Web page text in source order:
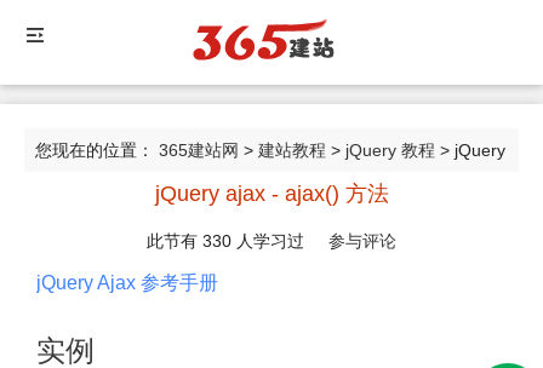
您现在的位置： 365建站网 > 建站教程 > jQuery 教程 > jQuery
ajax - ajax() 方法jQuery ajax - ajax() 方法
此节有 330 人学习过 参与评论
jQuery Ajax 参考手册
实例